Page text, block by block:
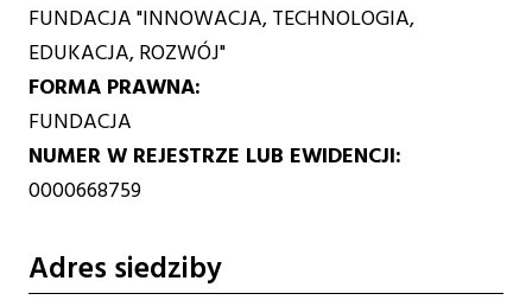
FUNDACJA "INNOWACJA, TECHNOLOGIA,
EDUKACJA, ROZWÓJ"
FORMA PRAWNA
FUNDACJA
NUMER W REJESTRZE LUB EWIDENCJI
0000668759
Adres siedziby